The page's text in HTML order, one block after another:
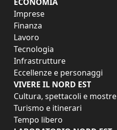
Imprese
Finanza
Lavoro
Tecnologia
Infrastrutture
Eccellenze e personaggi
VIVERE IL NORD EST
Cultura, spettacoli e mostre
Turismo e itinerari
Tempo libero